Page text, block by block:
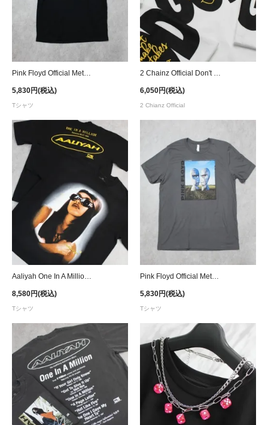
Pink Floyd Official Metal Division Bell T-Shirt
5,830円(税込)
Tシャツ
6,050円(税込)
2 Chianz Official
8,580円(税込)
Tシャツ
Pink Floyd Official Metal Division Bell At Daytime T-Shirt
5,830円(税込)
Tシャツ